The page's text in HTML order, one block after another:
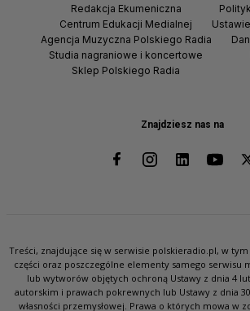
Znajdziesz nas na
Redakcja Ekumeniczna
Centrum Edukacji Medialnej
Agencja Muzyczna Polskiego Radia
Studia nagraniowe i koncertowe
Sklep Polskiego Radia
Treści, znajdujące się w serwisie polskieradio.pl, w
części oraz poszczególne elementy samego serwisu
lub wytworów objętych ochroną Ustawy z dnia 4
autorskim i prawach pokrewnych lub Ustawy z dnia
własności przemysłowej. Prawa o których mowa w